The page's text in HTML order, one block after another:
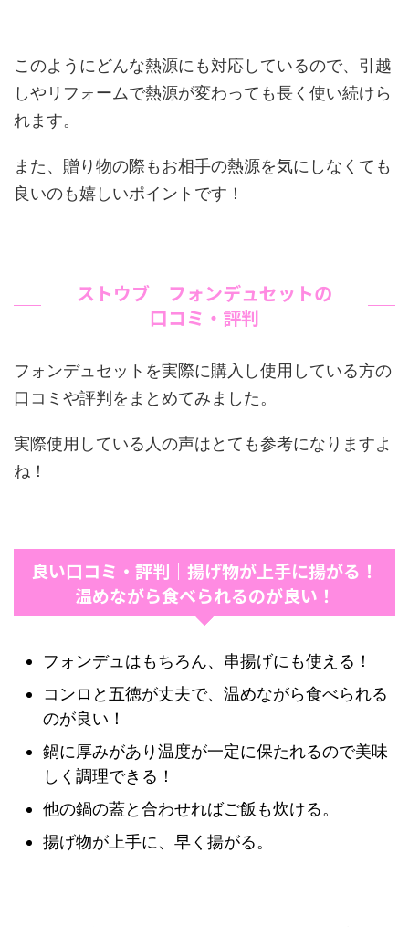
このようにどんな熱源にも対応しているので、引越
しやリフォームで熱源が変わっても長く使い続けら
れます。
また、贈り物の際もお相手の熱源を気にしなくても
良いのも嬉しいポイントです！
ストウブ フォンデュセットの
口コミ・評判
フォンデュセットを実際に購入し使用している方の
口コミや評判をまとめてみました。
実際使用している人の声はとても参考になりますよ
ね！
良い口コミ・評判｜揚げ物が上手に揚がる！
温めながら食べられるのが良い！
フォンデュはもちろん、串揚げにも使える！
コンロと五徳が丈夫で、温めながら食べられる
のが良い！
鍋に厚みがあり温度が一定に保たれるので美味
しく調理できる！
他の鍋の蓋と合わせればご飯も炊ける。
揚げ物が上手に、早く揚がる。